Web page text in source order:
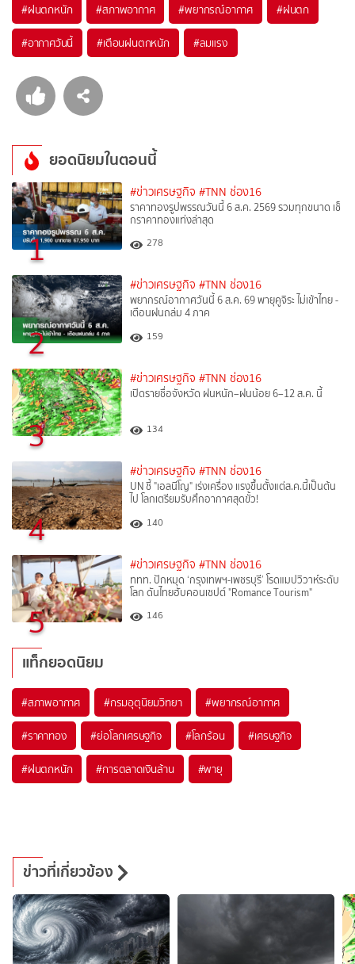
#ฝนตกหนัก #สภาพอากาศ #พยากรณ์อากาศ #ฝนตก
#อากาศวันนี้ #เตือนฝนตกหนัก #ลมแรง
ยอดนิยมในตอนนี้
1
#ข่าวเศรษฐกิจ #TNN ช่อง16
ราคาทองรูปพรรณวันนี้ 6 ส.ค. 2569 รวมทุกขนาด เช็
กราคาทองแท่งล่าสุด
278
2
#ข่าวเศรษฐกิจ #TNN ช่อง16
พยากรณ์อากาศวันนี้ 6 ส.ค. 69 พายุคูจิระ ไม่เข้าไทย -
เตือนฝนถล่ม 4 ภาค
159
3
#ข่าวเศรษฐกิจ #TNN ช่อง16
เปิดรายชื่อจังหวัด ฝนหนัก–ฝนน้อย 6–12 ส.ค. นี้
134
4
#ข่าวเศรษฐกิจ #TNN ช่อง16
UN ชี้ "เอลนีโญ" เร่งเครื่อง แรงขึ้นตั้งแต่ส.ค.นี้เป็นต้น
ไป โลกเตรียมรับศึกอากาศสุดขั้ว!
140
5
#ข่าวเศรษฐกิจ #TNN ช่อง16
ททท. ปักหมุด ‘กรุงเทพฯ-เพชรบุรี’ โรดแมปวิวาห์ระดับ
โลก ดันไทยฮับคอนเซปต์ "Romance Tourism"
146
แท็กยอดนิยม
#สภาพอากาศ #กรมอุตุนิยมวิทยา #พยากรณ์อากาศ
#ราคาทอง #ย่อโลกเศรษฐกิจ #โลกร้อน #เศรษฐกิจ
#ฝนตกหนัก #การตลาดเงินล้าน #พายุ
ข่าวที่เกี่ยวข้อง